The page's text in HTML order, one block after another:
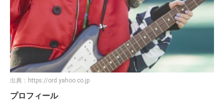
出典： https://ord.yahoo.co.jp
プロフィール